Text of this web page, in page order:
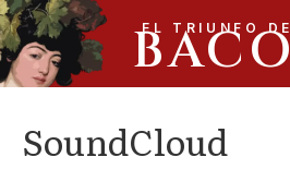
EL TRIUNFO DE
BACO
SoundCloud